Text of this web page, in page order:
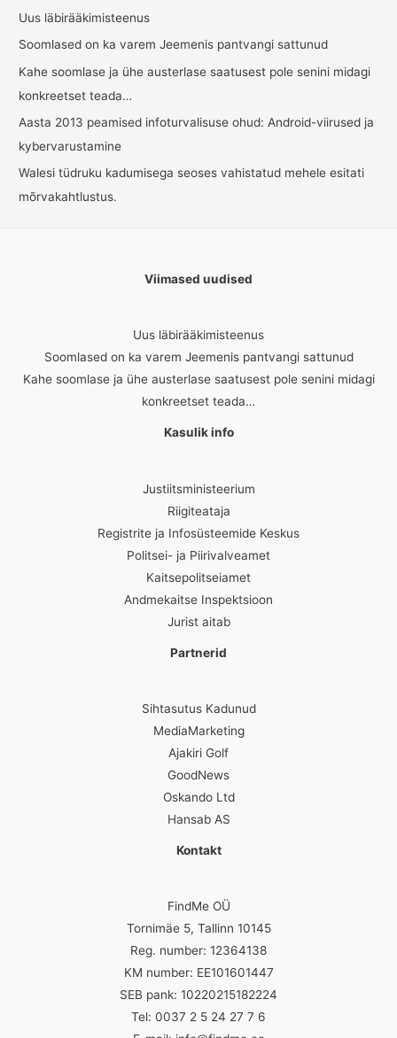
Uus läbirääkimisteenus
Soomlased on ka varem Jeemenis pantvangi sattunud
Kahe soomlase ja ühe austerlase saatusest pole senini midagi
konkreetset teada…
Aasta 2013 peamised infoturvalisuse ohud: Android-viirused ja
kybervarustamine
Walesi tüdruku kadumisega seoses vahistatud mehele esitati
mõrvakahtlustus.
Viimased uudised
Uus läbirääkimisteenus
Soomlased on ka varem Jeemenis pantvangi sattunud
Kahe soomlase ja ühe austerlase saatusest pole senini midagi
konkreetset teada…
Kasulik info
Justiitsministeerium
Riigiteataja
Registrite ja Infosüsteemide Keskus
Politsei- ja Piirivalveamet
Kaitsepolitseiamet
Andmekaitse Inspektsioon
Jurist aitab
Partnerid
Sihtasutus Kadunud
MediaMarketing
Ajakiri Golf
GoodNews
Oskando Ltd
Hansab AS
Kontakt
FindMe OÜ
Tornimäe 5, Tallinn 10145
Reg. number: 12364138
KM number: EE101601447
SEB pank: 10220215182224
Tel: 0037 2 5 24 27 7 6